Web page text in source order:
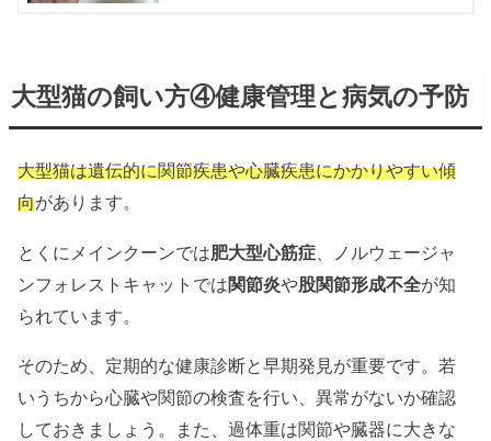
大型猫の飼い方④健康管理と病気の予防
大型猫は遺伝的に関節疾患や心臓疾患にかかりやすい傾
向があります。
とくにメインクーンでは肥大型心筋症 、ノルウェージャ
ンフォレストキャットでは関節炎や股関節形成不全が知
られています。
そのため、定期的な健康診断と早期発見が重要です。若
いうちから心臓や関節の検査を行い、異常がないか確認
しておきましょう。また、過体重は関節や臓器に大きな